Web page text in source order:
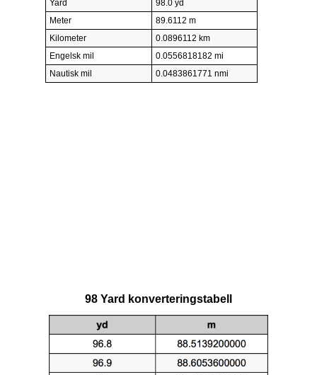
Yard
98.0 yd
Meter
89.6112 m
Kilometer
0.0896112 km
Engelsk mil
0.0556818182 mi
Nautisk mil
0.0483861771 nmi
98 Yard konverteringstabell